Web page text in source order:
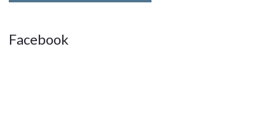
Facebook